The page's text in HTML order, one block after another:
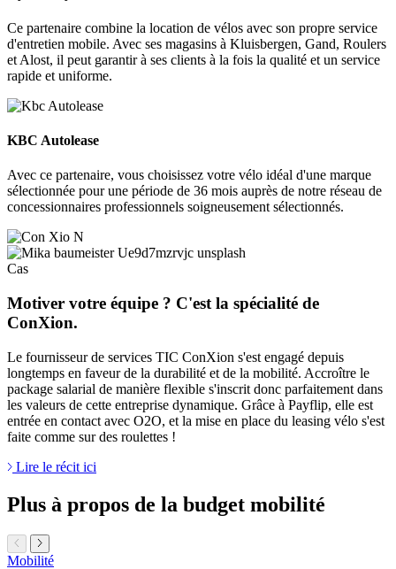
Ce partenaire combine la location de vélos avec son propre service
d'entretien mobile. Avec ses magasins à Kluisbergen, Gand, Roulers
et Alost, il peut garantir à ses clients à la fois la qualité et un service
rapide et uniforme.
KBC Autolease
Avec ce partenaire, vous choisissez votre vélo idéal d'une marque
sélectionnée pour une période de 36 mois auprès de notre réseau de
concessionnaires professionnels soigneusement sélectionnés.
Cas
Motiver votre équipe ? C'est la spécialité de
ConXion.
Le fournisseur de services TIC ConXion s'est engagé depuis
longtemps en faveur de la durabilité et de la mobilité. Accroître le
package salarial de manière flexible s'inscrit donc parfaitement dans
les valeurs de cette entreprise dynamique. Grâce à Payflip, elle est
entrée en contact avec O2O, et la mise en place du leasing vélo s'est
faite comme sur des roulettes !
Lire le récit ici
Plus à propos de la budget mobilité
Mobilité